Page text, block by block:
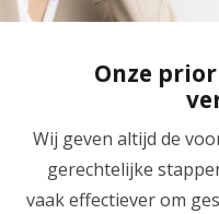
Onze
Wij geven altijd de
gerechtelijke
vaak effectiever om